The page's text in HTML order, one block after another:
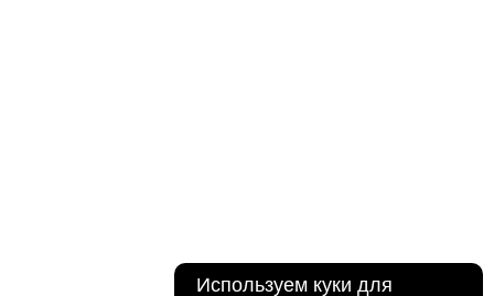
Используем куки для